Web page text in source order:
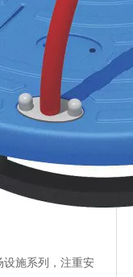
设施系列，注重安